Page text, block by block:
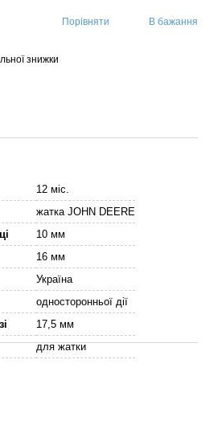
Порівняти В бажання
знижки
12 міс.
жатка JOHN DEERE
10 мм
16 мм
Україна
односторонньої дії
17,5 мм
для жатки